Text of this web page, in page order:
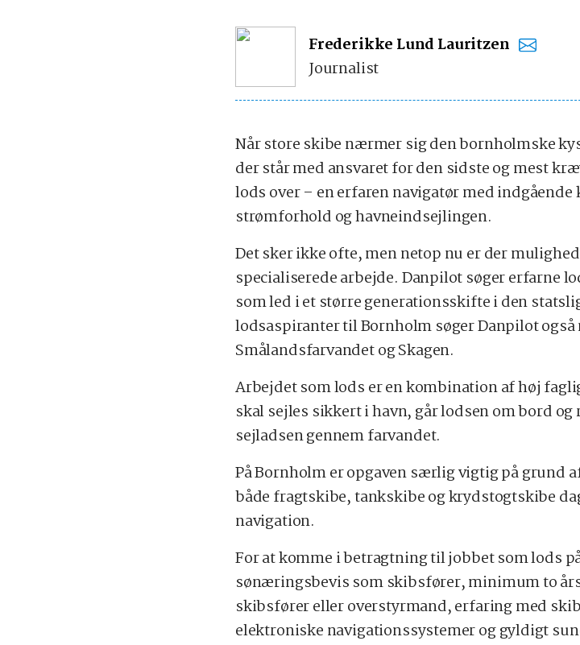
Frederikke Lund Lauritzen
Journalist
Når store skibe nærmer sig den bornholmske
der står med ansvaret for den sidste og mest
lods over – en erfaren navigatør med
strømforhold og havneindsejlingen.
Det sker ikke ofte, men netop nu er der
specialiserede arbejde. Danpilot søger erfarne
som led i et større generationsskifte i den
lodsaspiranter til Bornholm søger Danpilot
Smålandsfarvandet og Skagen.
Arbejdet som lods er en kombination af høj
skal sejles sikkert i havn, går lodsen om bord
sejladsen gennem farvandet.
På Bornholm er opgaven særlig vigtig på grund
både fragtskibe, tankskibe og krydstogtskibe
navigation.
For at komme i betragtning til jobbet som lods
sønæringsbevis som skibsfører, minimum to
skibsfører eller overstyrmand, erfaring med
elektroniske navigationssystemer og gyldigt